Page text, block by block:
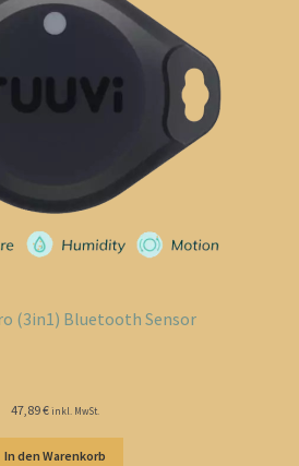
(3in1) Bluetooth Sensor
47,89€ inkl. MwSt.
In den Warenkorb